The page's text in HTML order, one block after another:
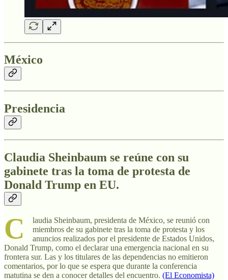
México
Presidencia
Claudia Sheinbaum se reúne con su
gabinete tras la toma de protesta de
Donald Trump en EU.
C
laudia Sheinbaum, presidenta de México, se reunió con
miembros de su gabinete tras la toma de protesta y los
anuncios realizados por el presidente de Estados Unidos,
Donald Trump, como el declarar una emergencia nacional en su
frontera sur. Las y los titulares de las dependencias no emitieron
comentarios, por lo que se espera que durante la conferencia
matutina se den a conocer detalles del encuentro. (El Economista)